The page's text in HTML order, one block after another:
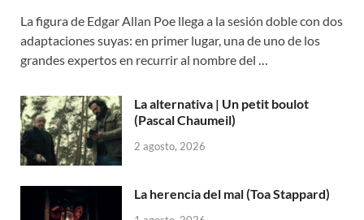
La figura de Edgar Allan Poe llega a la sesión doble con dos
adaptaciones suyas: en primer lugar, una de uno de los
grandes expertos en recurrir al nombre del …
La alternativa | Un petit boulot
(Pascal Chaumeil)
2 agosto, 2026
La herencia del mal (Toa Stappard)